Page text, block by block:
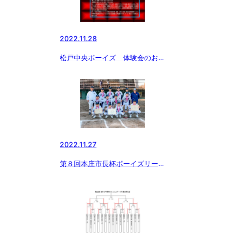
2022.11.28
松戸中央ボーイズ 体験会のお知
2022.11.27
第８回本庄市長杯ボーイズリーグ